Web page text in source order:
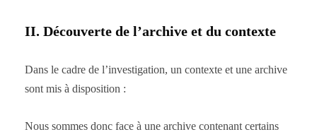
II. Découverte de l’archive et du contexte
Dans le cadre de l’investigation, un contexte et une archive
sont mis à disposition :
Nous sommes donc face à une archive contenant certains